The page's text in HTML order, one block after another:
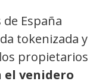
España
tokenizada y
propietarios
el venidero